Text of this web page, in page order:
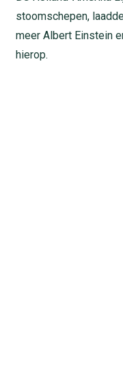
stoomschepen,
meer Albert Einstein
hierop.